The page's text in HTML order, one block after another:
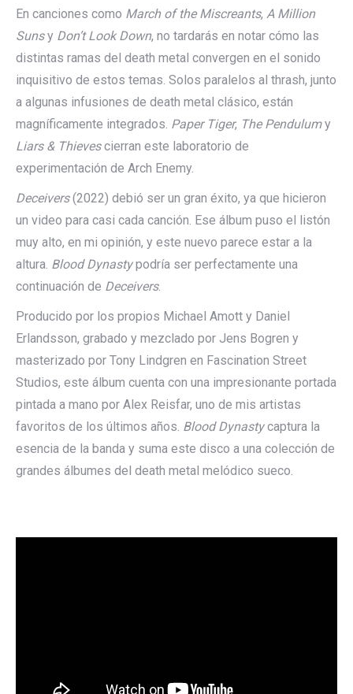
En canciones como March of the Miscreants, A Million
Sunsy Don’t Look Down, no tardarás en notar cómo las
distintas ramas del death metal convergen en el sonido
inquisitivo de estos temas. Solos paralelos al thrash, junto
a algunas infusiones de death metal clásico, están
magníficamente integrados. Paper Tiger, The Pendulumy
Liars & Thievescierran este laboratorio de
experimentación de Arch Enemy.
Deceivers(2022) debió ser un gran éxito, ya que hicieron
un video para casi cada canción. Ese álbum puso el listón
muy alto, en mi opinión, y este nuevo parece estar a la
altura. Blood Dynastypodría ser perfectamente una
continuación de Deceivers.
Producido por los propios Michael Amott y Daniel
Erlandsson, grabado y mezclado por Jens Bogren y
masterizado por Tony Lindgren en Fascination Street
Studios, este álbum cuenta con una impresionante portada
pintada a mano por Alex Reisfar, uno de mis artistas
favoritos de los últimos años. Blood Dynastycaptura la
esencia de la banda y suma este disco a una colección de
grandes álbumes del death metal melódico sueco.